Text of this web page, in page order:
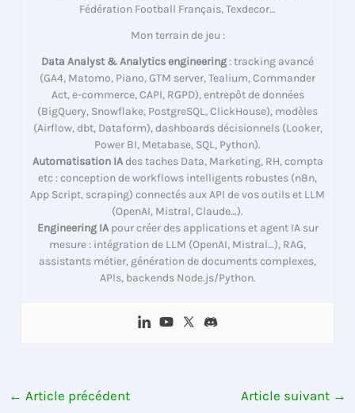
Fédération Football Français, Texdecor…
Mon terrain de jeu :
Data Analyst & Analytics engineering : tracking avancé
(GA4, Matomo, Piano, GTM server, Tealium, Commander
Act, e-commerce, CAPI, RGPD), entrepôt de données
(BigQuery, Snowflake, PostgreSQL, ClickHouse), modèles
(Airflow, dbt, Dataform), dashboards décisionnels (Looker,
Power BI, Metabase, SQL, Python).
Automatisation IAdes taches Data, Marketing, RH, compta
etc : conception de workflows intelligents robustes (n8n,
App Script, scraping) connectés aux API de vos outils et LLM
(OpenAI, Mistral, Claude…).
Engineering IApour créer des applications et agent IA sur
mesure : intégration de LLM (OpenAI, Mistral…), RAG,
assistants métier, génération de documents complexes,
APIs, backends Node.js/Python.
← Article précédent Article suivant →